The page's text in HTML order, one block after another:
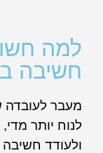
למה
חשיבה
מעבר לעובדה
לנוח יותר
ולעודד חשיבה